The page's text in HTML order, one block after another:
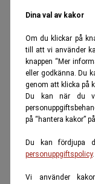
Dina val av kakor
Om du klickar på
till att vi använder
knappen “Mer
eller godkänna. Du
genom att klicka på
Du kan när du
på “hantera kakor”
Du kan fördjupa
personuppgiftspolicy.
Vi använder